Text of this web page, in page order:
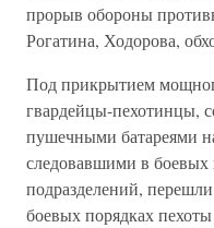
прорыв обороны
Рогатина, Ходорова,
Под прикрытием
гвардейцы-пехо­тинцы,
пушечными батареями
следовавшими в
подразделений,
боевых порядках